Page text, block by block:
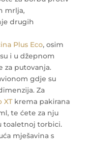
mrlja,
drugih
Plus Eco, osim
i u džepnom
za putovanja.
gdje su
Za
XTkrema pakirana
te ćete za nju
toaletnoj torbici.
mješavina s